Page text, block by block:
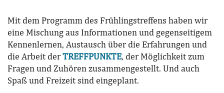
Mit dem Programm des Frühlingstreffens haben wir
eine Mischung aus Informationen und gegenseitigem
Kennenlernen, Austausch über die Erfahrungen und
die Arbeit derTREFFPUNKTE, der Möglichkeit zum
Fragen und Zuhören zusammengestellt. Und auch
Spaß und Freizeit sind eingeplant.